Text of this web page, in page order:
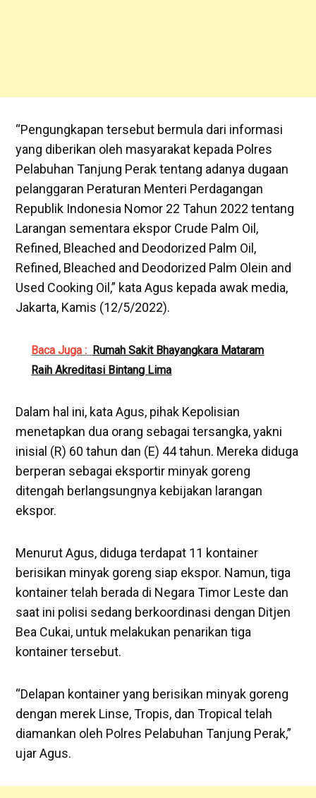
“Pengungkapan tersebut bermula dari informasi
yang diberikan oleh masyarakat kepada Polres
Pelabuhan Tanjung Perak tentang adanya dugaan
pelanggaran Peraturan Menteri Perdagangan
Republik Indonesia Nomor 22 Tahun 2022 tentang
Larangan sementara ekspor Crude Palm Oil,
Refined, Bleached and Deodorized Palm Oil,
Refined, Bleached and Deodorized Palm Olein and
Used Cooking Oil,” kata Agus kepada awak media,
Jakarta, Kamis (12/5/2022).
Baca Juga : Rumah Sakit Bhayangkara Mataram
Raih Akreditasi Bintang Lima
Dalam hal ini, kata Agus, pihak Kepolisian
menetapkan dua orang sebagai tersangka, yakni
inisial (R) 60 tahun dan (E) 44 tahun. Mereka diduga
berperan sebagai eksportir minyak goreng
ditengah berlangsungnya kebijakan larangan
ekspor.
Menurut Agus, diduga terdapat 11 kontainer
berisikan minyak goreng siap ekspor. Namun, tiga
kontainer telah berada di Negara Timor Leste dan
saat ini polisi sedang berkoordinasi dengan Ditjen
Bea Cukai, untuk melakukan penarikan tiga
kontainer tersebut.
“Delapan kontainer yang berisikan minyak goreng
dengan merek Linse, Tropis, dan Tropical telah
diamankan oleh Polres Pelabuhan Tanjung Perak,”
ujar Agus.